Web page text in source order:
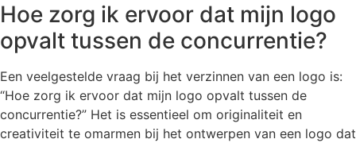
Hoe zorg ik ervoor dat mijn logo
opvalt tussen de concurrentie?
Een veelgestelde vraag bij het verzinnen van een logo is:
“Hoe zorg ik ervoor dat mijn logo opvalt tussen de
concurrentie?” Het is essentieel om originaliteit en
creativiteit te omarmen bij het ontwerpen van een logo dat